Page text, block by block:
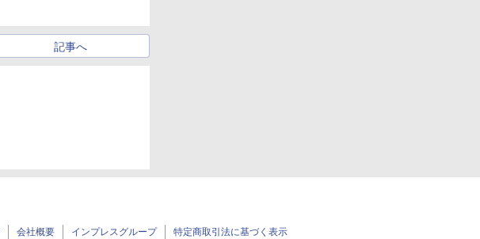
記事へ
会社概要 インプレスグループ 特定商取引法に基づく表示